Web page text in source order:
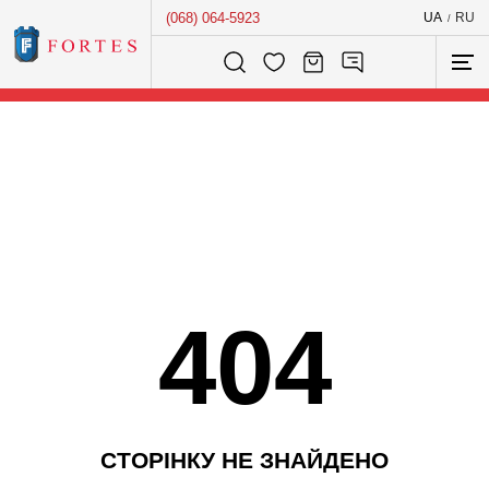
(068) 064-5923 UA / RU
Розумний пошук...
404
СТОРІНКУ НЕ ЗНАЙДЕНО